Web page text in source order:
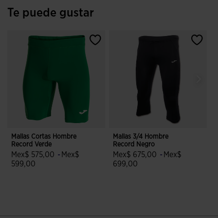
Te puede gustar
Mallas Cortas Hombre
Record Verde
Mex$ 575,00 - Mex$
599,00
Mallas 3/4 Hombre
Record Negro
Mex$ 675,00 - Mex$
699,00